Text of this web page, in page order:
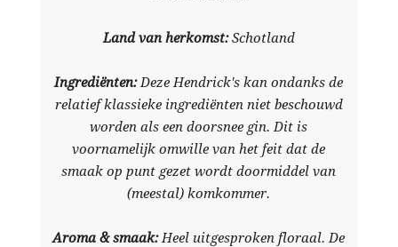
Land van herkomst:Schotland
Ingrediënten:Deze Hendrick's kan ondanks de
relatief klassieke ingrediënten niet beschouwd
worden als een doorsnee gin. Dit is
voornamelijk omwille van het feit dat de
smaak op punt gezet wordt doormiddel van
(meestal) komkommer.
Aroma & smaak:Heel uitgesproken floraal. De